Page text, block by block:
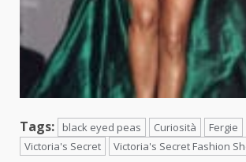
Tags: black eyed peas Curiosità Fergie
Victoria's Secret
Victoria's Secret Fashion